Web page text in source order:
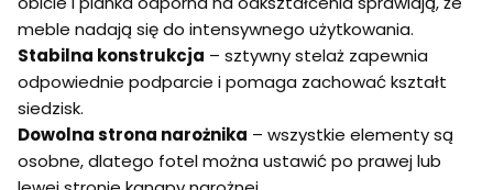
meble nadają się do intensywnego użytkowania.
Stabilna konstrukcja – sztywny stelaż zapewnia
odpowiednie podparcie i pomaga zachować kształt
siedzisk.
Dowolna strona narożnika – wszystkie elementy są
osobne, dlatego fotel można ustawić po prawej lub